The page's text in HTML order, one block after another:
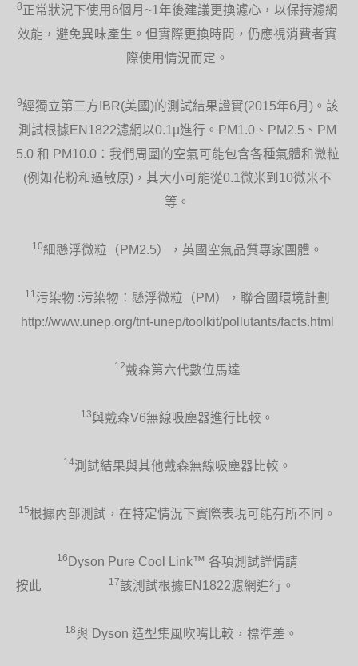
8正常狀況下使用6個月~1年後建議更換濾心，以保持濾網
效能，避免異味產生。但實際更換時間，仍應視消費者實
際使用情況而定。
9經獨立第三方IBR(美國)的測試結果證實(2015年6月)。該
測試根據EN1822濾網以0.1µ進行。PM1.0、PM2.5、PM
5.0 和 PM10.0：我們周圍的空氣可能包含各種氣體和微粒
(例如花粉和過敏原)，其大小可能從0.1微米到10微米不
等。
10細懸浮微粒（PM2.5），英國空氣品質專家團體。
11 污染物 :污染物：懸浮微粒（PM），聯合國環境計劃
http://www.unep.org/tnt-unep/toolkit/pollutants/facts.html
12戴森第六代數位馬達
13與戴森V6無線吸塵器進行比較。
14測試結果與其他戴森無線吸塵器比較。
15根據內部測試，在特定情況下實際表現可能有所不同。
16 Dyson Pure Cool Link™ 各項測試詳情請
按此
17該測試根據EN1822濾網進行。
18與 Dyson 造型集風吹嘴比較，標準差。